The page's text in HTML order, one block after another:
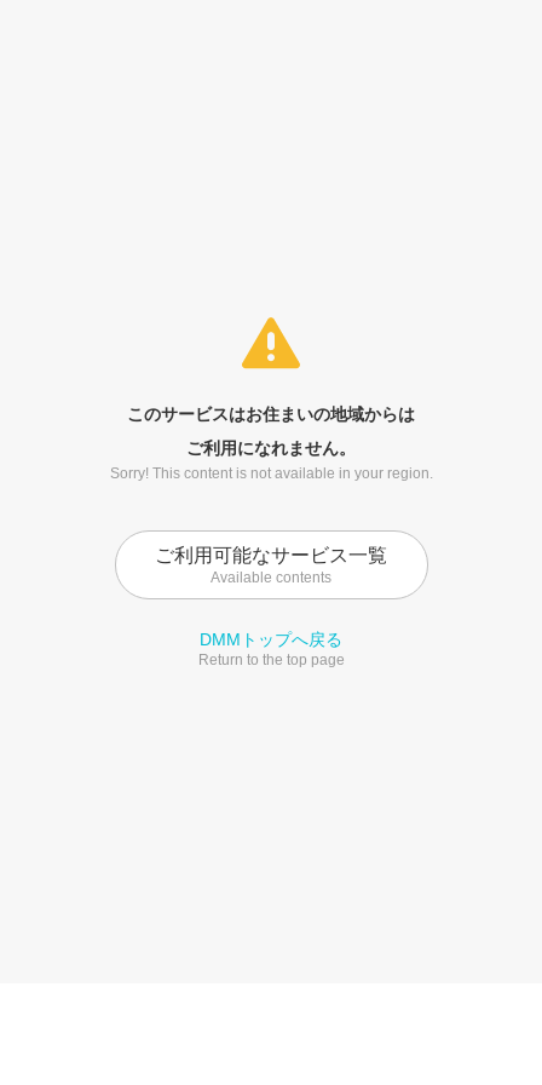
このサービスはお住まいの地域からは
ご利用になれません。
Sorry! This content is not available in your region.
ご利用可能なサービス一覧
Available contents
DMMトップへ戻る
Return to the top page